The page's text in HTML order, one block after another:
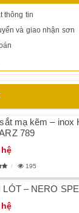
thông tin
và giao nhận sơn
mạ kẽm – inox
ARZ 789
195
LÓT – NERO